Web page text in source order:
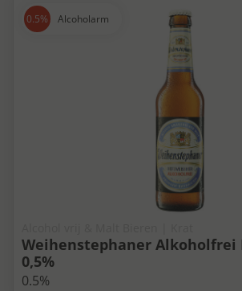
Alcoholarm
Weihenstephaner Alkoholfrei
0,5%
0.5%